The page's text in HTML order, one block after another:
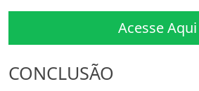
Acesse Aqui
CONCLUSÃO